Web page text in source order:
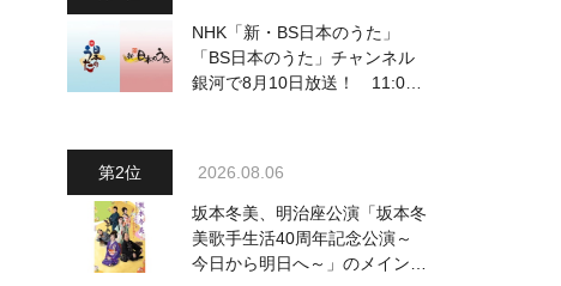
NHK「新・BS日本のうた」
「BS日本のうた」チャンネル
銀河で8月10日放送！ 11:00
出演者・曲目情報
2026.08.06
坂本冬美、明治座公演「坂本冬
美歌手生活40周年記念公演～
今日から明日へ～」のメインビ